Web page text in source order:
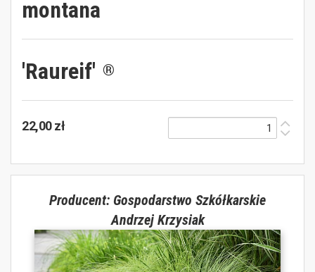
montana
'Raureif' ®
22,00 zł
Producent: Gospodarstwo Szkółkarskie
Andrzej Krzysiak